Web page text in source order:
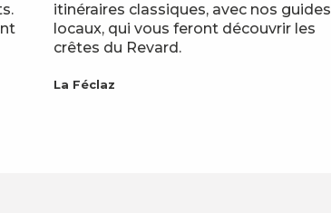
itinéraires classiques, avec nos guides
locaux, qui vous feront découvrir les
crêtes du Revard.
La Féclaz